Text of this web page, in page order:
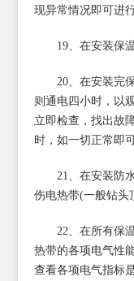
现异常情况即可进
19、在安装保温
20、在安装完保
则通电四小时，以
立即检查，找出故
时，如一切正常即
21、在安装防水
伤电热带(一般钻头
22、在所有保温
热带的各项电气性
查看各项电气指标